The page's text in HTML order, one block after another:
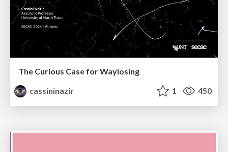
The Curious Case for Waylosing
cassininazir
1 450